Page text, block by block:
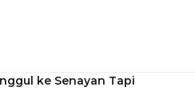
ke Senayan Tapi